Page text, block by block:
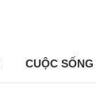
CUỘC SỐNG